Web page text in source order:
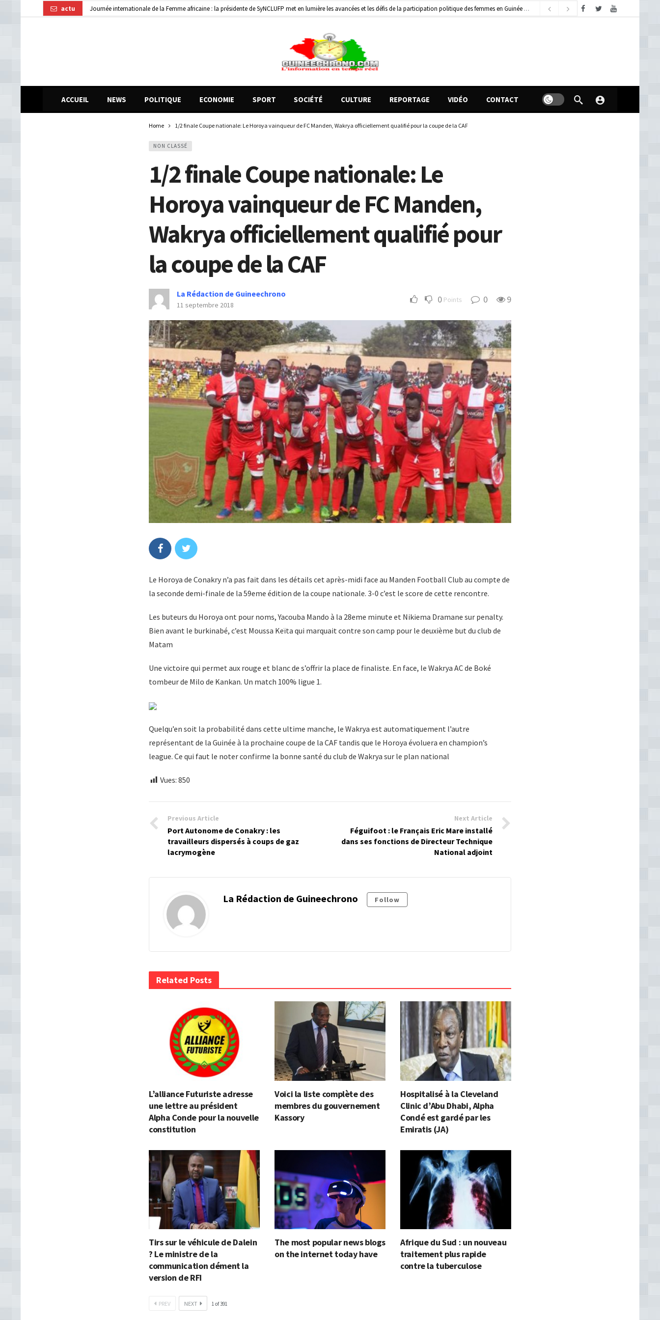
actu Guinée : 11 présumés membres d’un réseau de vol de motos présentés, 12 engins saisis par les Services spéciaux
2 jours ago
dimanche, août 9, 2026
ACCUEIL NEWS POLITIQUE ECONOMIE SPORT SOCIÉTÉ CULTURE REPORTAGE VIDÉO CONTACT
Home 1/2 finale Coupe nationale: Le Horoya vainqueur de FC Manden, Wakrya officiellement qualifié pour la coupe de la CAF
NON CLASSÉ
1/2 finale Coupe nationale: Le
Horoya vainqueur de FC Manden,
Wakrya officiellement qualifié pour
la coupe de la CAF
La Rédaction de Guineechrono
11 septembre 2018 0 Points 0 9
Le Horoya de Conakry n’a pas fait dans les détails cet après-midi face au Manden Football Club au compte de
la seconde demi-finale de la 59eme édition de la coupe nationale. 3-0 c’est le score de cette rencontre.
Les buteurs du Horoya ont pour noms, Yacouba Mando à la 28eme minute et Nikiema Dramane sur penalty.
Bien avant le burkinabé, c’est Moussa Keïta qui marquait contre son camp pour le deuxième but du club de
Matam
Une victoire qui permet aux rouge et blanc de s’offrir la place de finaliste. En face, le Wakrya AC de Boké
tombeur de Milo de Kankan. Un match 100% ligue 1.
Quelqu’en soit la probabilité dans cette ultime manche, le Wakrya est automatiquement l’autre
représentant de la Guinée à la prochaine coupe de la CAF tandis que le Horoya évoluera en champion’s
league. Ce qui faut le noter confirme la bonne santé du club de Wakrya sur le plan national
Vues: 850
Previous Article
Port Autonome de Conakry : les
travailleurs dispersés à coups de gaz
lacrymogène
Next Article
Féguifoot : le Français Eric Mare installé
dans ses fonctions de Directeur Technique
National adjoint
La Rédaction de Guineechrono Follow
Related Posts
L’alliance Futuriste adresse
une lettre au président
Alpha Conde pour la nouvelle
constitution
Voici la liste complète des
membres du gouvernement
Kassory
Hospitalisé à la Cleveland
Clinic d’Abu Dhabi, Alpha
Condé est gardé par les
Emiratis (JA)
Tirs sur le véhicule de Dalein
? Le ministre de la
communication dément la
version de RFI
The most popular news blogs
on the internet today have
Afrique du Sud : un nouveau
traitement plus rapide
contre la tuberculose
PREV NEXT 1of391